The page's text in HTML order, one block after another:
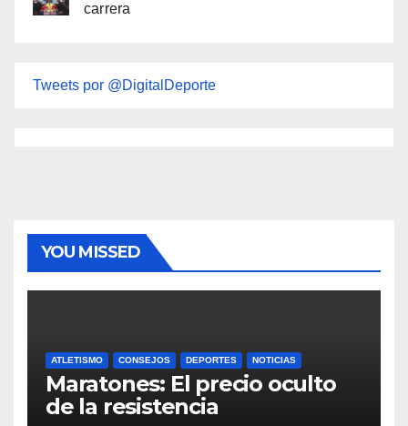
carrera
Tweets por @DigitalDeporte
YOU MISSED
ATLETISMO CONSEJOS DEPORTES NOTICIAS
Maratones: El precio oculto
de la resistencia